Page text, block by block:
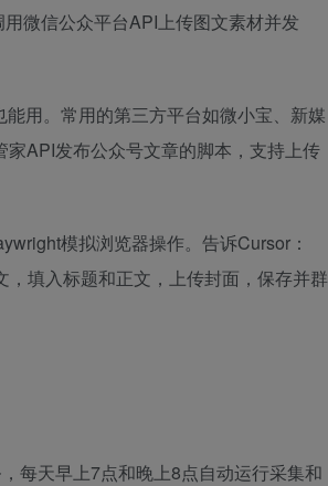
微信公众平台API上传图文素材并发
用。常用的第三方平台如微小宝、新媒
API发布公众号文章的脚本，支持上传
模拟浏览器操作。告诉Cursor：
，填入标题和正文，上传封面，保存并群
每天早上7点和晚上8点自动运行采集和